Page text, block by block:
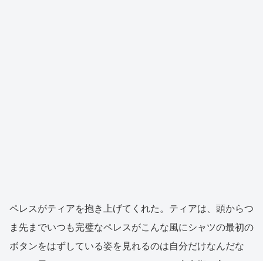
ペレスがティアを抱き上げてくれた。ティアは、頭からつ
ま先までいつも完璧なペレスがこんな風にシャツの最初の
ボタンをはずしている姿を見れるのは自分だけなんだな